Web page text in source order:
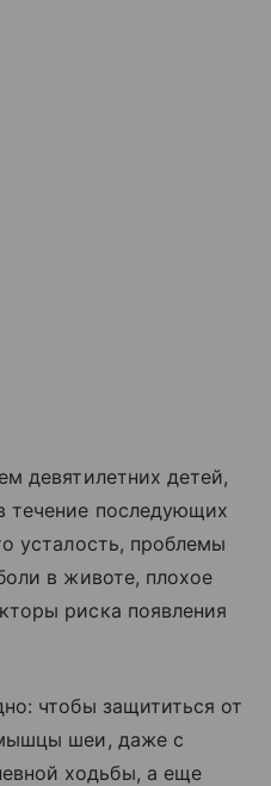
девятилетних детей,
течение последующих
усталость, проблемы
в животе, плохое
риска появления
чтобы защититься от
шеи, даже с
ходьбы, а еще